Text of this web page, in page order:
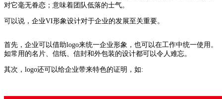
对它毫无眷恋；意味着团队低落的士气。
可以说，企业VI形象设计对于企业的发展至关重要。
首先，企业可以借助logo来统一企业形象，也可以在工作中统一使用。
如常用的名片、信纸、信封和外包装的设计都可以令人难忘。
其次，logo还可以给企业带来特色的证明，如: